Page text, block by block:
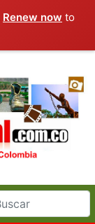
Renew now to